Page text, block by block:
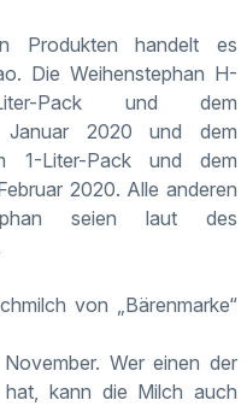
Produkten handelt es
Die Weihenstephan H-
Pack und dem
Januar 2020 und dem
1-Liter-Pack und dem
2020. Alle anderen
seien laut des
von „Bärenmarke“
Wer einen der
hat, kann die Milch auch